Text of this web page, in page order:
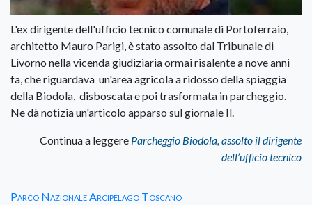
L'ex dirigente dell'ufficio tecnico comunale di Portoferraio,
architetto Mauro Parigi, è stato assolto dal Tribunale di
Livorno nella vicenda giudiziaria ormai risalente a nove anni
fa, che riguardava un'area agricola a ridosso della spiaggia
della Biodola, disboscata e poi trasformata in parcheggio.
Ne dà notizia un'articolo apparso sul giornale Il.
Continua a leggere Parcheggio Biodola, assolto il dirigente
dell’ufficio tecnico
Parco Nazionale Arcipelago Toscano